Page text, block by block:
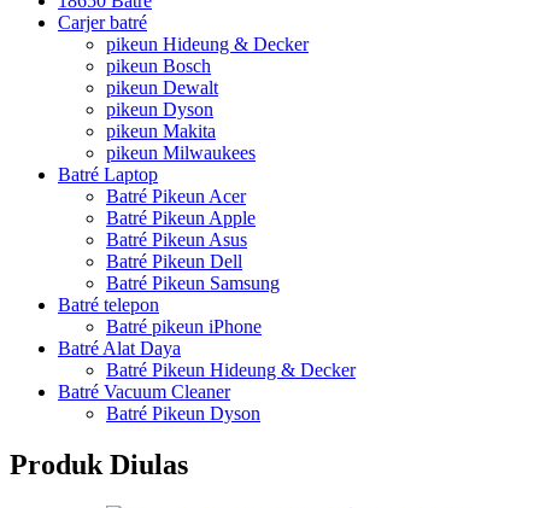
Carjer batré
pikeun Hideung & Decker
pikeun Bosch
pikeun Dewalt
pikeun Dyson
pikeun Makita
pikeun Milwaukees
Batré Laptop
Batré Pikeun Acer
Batré Pikeun Apple
Batré Pikeun Asus
Batré Pikeun Dell
Batré Pikeun Samsung
Batré telepon
Batré pikeun iPhone
Batré Alat Daya
Batré Pikeun Hideung & Decker
Batré Vacuum Cleaner
Batré Pikeun Dyson
Produk Diulas